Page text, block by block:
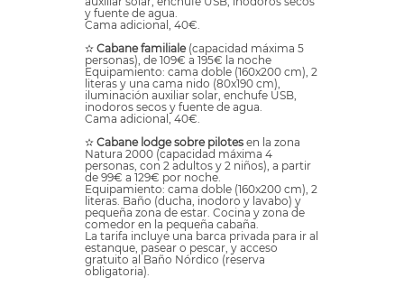
y fuente de agua.
Cama adicional, 40€.
✫ Cabane familiale(capacidad máxima 5
personas), de 109€ a 195€ la noche
Equipamiento: cama doble (160x200 cm), 2
literas y una cama nido (80x190 cm),
iluminación auxiliar solar, enchufe USB,
inodoros secos y fuente de agua.
Cama adicional, 40€.
✫ Cabane lodge sobre pilotes en la zona
Natura 2000 (capacidad máxima 4
personas, con 2 adultos y 2 niños), a partir
de 99€ a 129€ por noche.
Equipamiento: cama doble (160x200 cm), 2
literas. Baño (ducha, inodoro y lavabo) y
pequeña zona de estar. Cocina y zona de
comedor en la pequeña cabaña.
La tarifa incluye una barca privada para ir al
estanque, pasear o pescar, y acceso
gratuito al Baño Nórdico (reserva
obligatoria).